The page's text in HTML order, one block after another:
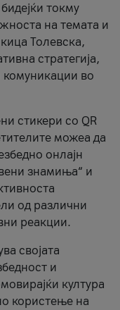
токму
на темата и
Толевска,
стратегија,
комуникации во
стикери со QR
можеа да
онлајн
знамиња“ и
од различни
реакции.
својата
и
култура
користење на